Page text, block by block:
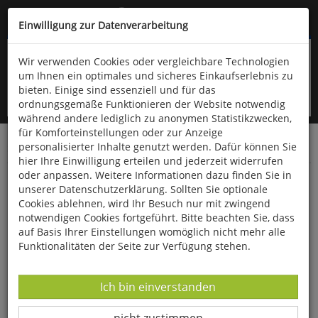
Kompletten Head der Seite überspringen
oder (06766) 9323-960
Startseite Bücher Literatur Diverses
... und die beste Ehefrau von allen
Einwilligung zur Datenverarbeitung
Wir verwenden Cookies oder vergleichbare Technologien
um Ihnen ein optimales und sicheres Einkaufserlebnis zu
bieten. Einige sind essenziell und für das
ordnungsgemäße Funktionieren der Website notwendig
während andere lediglich zu anonymen Statistikzwecken,
für Komforteinstellungen oder zur Anzeige
personalisierter Inhalte genutzt werden. Dafür können Sie
hier Ihre Einwilligung erteilen und jederzeit widerrufen
oder anpassen. Weitere Informationen dazu finden Sie in
unserer Datenschutzerklärung. Sollten Sie optionale
Cookies ablehnen, wird Ihr Besuch nur mit zwingend
notwendigen Cookies fortgeführt. Bitte beachten Sie, dass
auf Basis Ihrer Einstellungen womöglich nicht mehr alle
Funktionalitäten der Seite zur Verfügung stehen.
Datenverarbeitung -
Ich bin einverstanden